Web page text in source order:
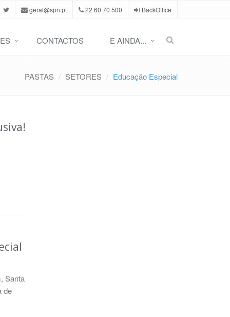
geral@spn.pt 22 60 70 500 BackOffice
CONTACTOS E AINDA...
PASTAS SETORES Educação Especial
, Santa
de